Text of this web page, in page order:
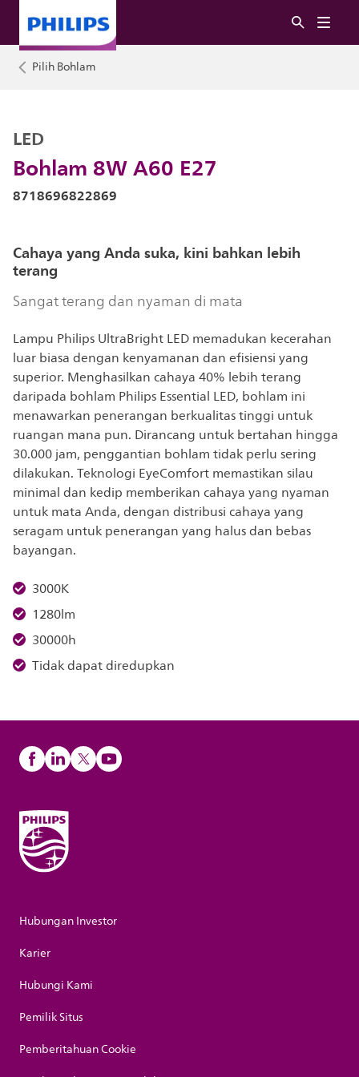
Pilih Bohlam
Bohlam 8W A60 E27
LED
8718696822869
Cahaya yang Anda suka, kini bahkan lebih
terang
Sangat terang dan nyaman di mata
Lampu Philips UltraBright LED memadukan kecerahan
luar biasa dengan kenyamanan dan efisiensi yang
superior. Menghasilkan cahaya 40% lebih terang
daripada bohlam Philips Essential LED, bohlam ini
menawarkan penerangan berkualitas tinggi untuk
ruangan mana pun. Dirancang untuk bertahan hingga
30.000 jam, penggantian bohlam tidak perlu sering
dilakukan. Teknologi EyeComfort memastikan silau
minimal dan kedip memberikan cahaya yang nyaman
untuk mata Anda, dengan distribusi cahaya yang
seragam untuk penerangan yang halus dan bebas
bayangan.
3000K
1280lm
30000h
Tidak dapat diredupkan
Hubungan Investor
Karier
Hubungi Kami
Pemilik Situs
Pemberitahuan Cookie